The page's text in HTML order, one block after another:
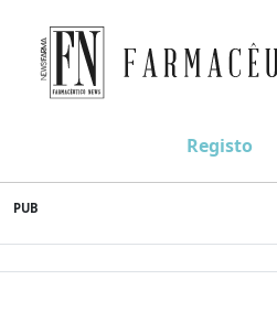
to
content
Farmacêutico News
Registo
PUB